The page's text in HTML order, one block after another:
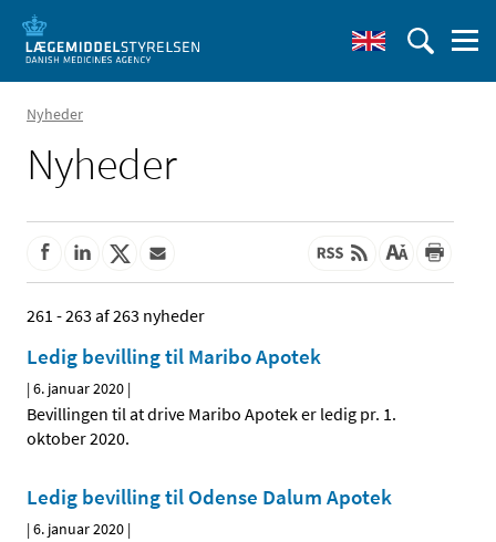
Nyheder
Nyheder
261 - 263 af 263 nyheder
Ledig bevilling til Maribo Apotek
|6. januar 2020 |
Bevillingen til at drive Maribo Apotek er ledig pr. 1.
oktober 2020.
Ledig bevilling til Odense Dalum Apotek
|6. januar 2020 |